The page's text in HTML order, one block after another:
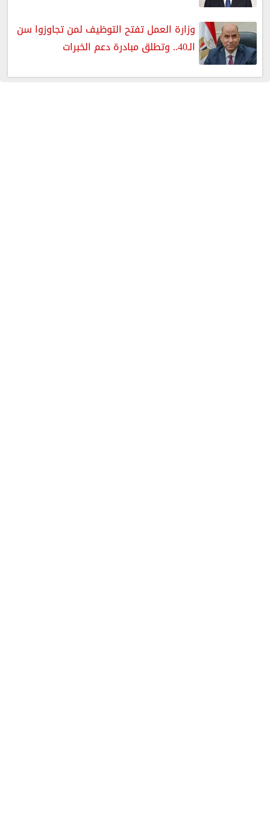
وزارة العمل تفتح التوظيف لمن تجاوزوا سن
الـ40.. وتطلق مبادرة دعم الخبرات